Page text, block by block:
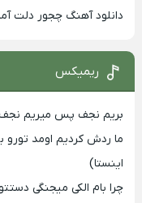
دانلود آهنگ چجور دلت
ریمیکس
بریم نجف پس میریم نجف
ما ردش کردیم اومد
اینستا)
چرا بام الکی میجنگی